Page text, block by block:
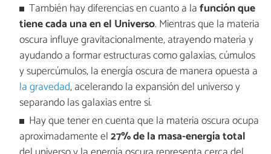
También hay diferencias en cuanto a lafunción que
tiene cada una en el Universo. Mientras que la materia
oscura influye gravitacionalmente, atrayendo materia y
ayudando a formar estructuras como galaxias, cúmulos
y supercúmulos, la energía oscura de manera opuesta a
la gravedad, acelerando la expansión del universo y
separando las galaxias entre sí.
Hay que tener en cuenta que la materia oscura ocupa
aproximadamente el27% de la masa-energía total